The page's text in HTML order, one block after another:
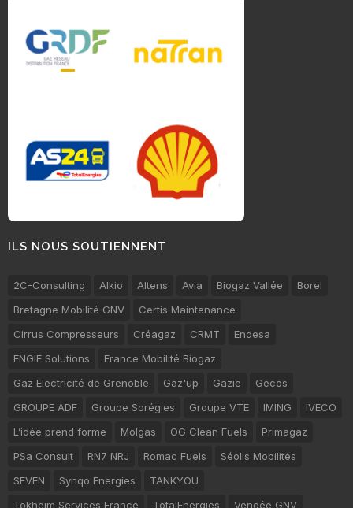
ILS NOUS SOUTIENNENT
2C-Consulting Alkio Altens Avia Biogaz Vallée
Borel
Bretagne Mobilité GNV
Certis Maintenance
Cirrus Compresseurs
Créagaz CRMT
Endesa
ENGIE Solutions
France Mobilité Biogaz
Gaz Electricité de Grenoble
Gaz'up Gazie
Gecos
GROUPE ADF
Groupe Sorégies Groupe VTE IMING
IVECO
L’idée prend forme
Molgas OG Clean Fuels
Primagaz
PSa Consult
RN7 NRJ Romac Fuels
Séolis Mobilités
SEVEN
Synqo Energies
TANKYOU
Tokheim Services France
TotalEnergies Vendée GNV